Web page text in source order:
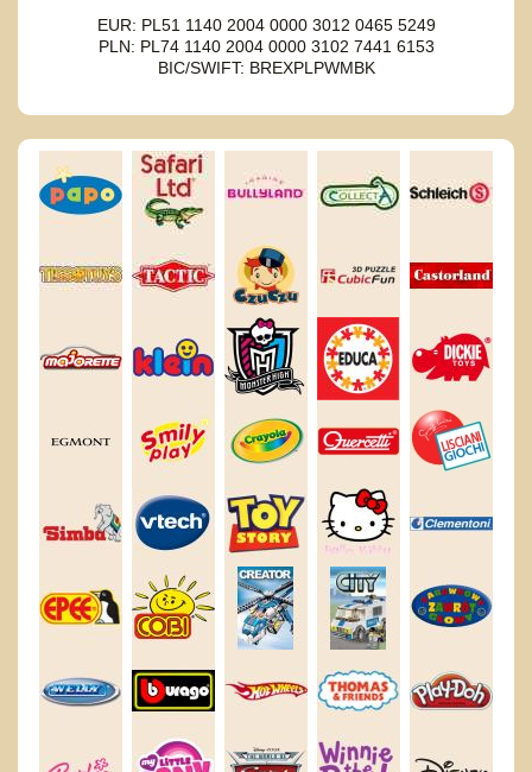
EUR: PL51 1140 2004 0000 3012 0465 5249
PLN: PL74 1140 2004 0000 3102 7441 6153
BIC/SWIFT: BREXPLPWMBK